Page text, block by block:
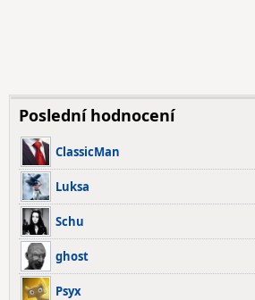
Poslední hodnocení
ClassicMan
Luksa
Schu
ghost
Psyx